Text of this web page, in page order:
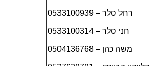
רחל סלר – 0533100939
חני סלר – 0533100314
משה כהן – 0504136768